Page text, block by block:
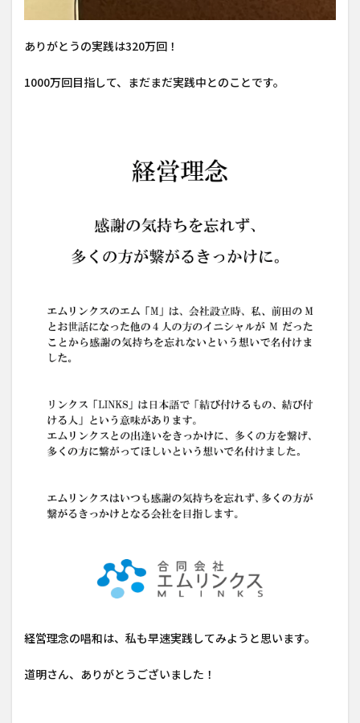
ありがとうの実践は320万回！
1000万回目指して、まだまだ実践中とのことです。
経営理念の唱和は、私も早速実践してみようと思います。
道明さん、ありがとうございました！